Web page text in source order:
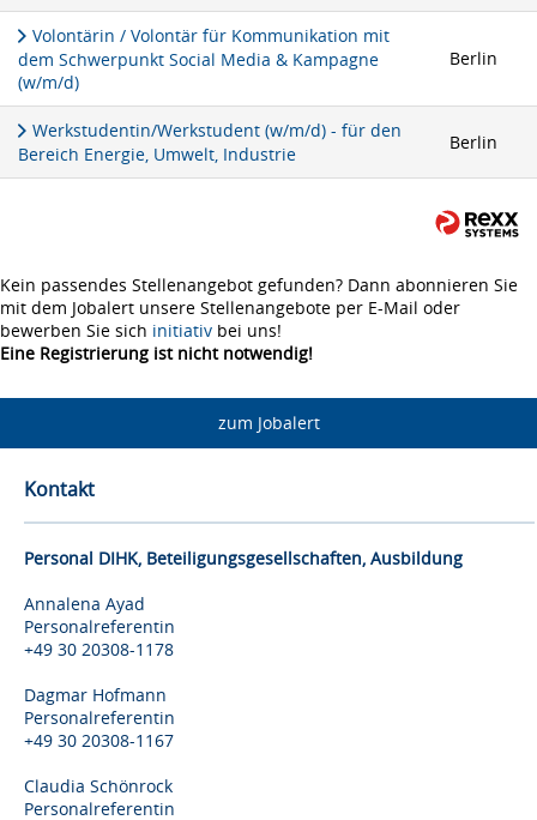
Volontärin / Volontär für Kommunikation mit
dem Schwerpunkt Social Media & Kampagne
(w/m/d)
Berlin
Werkstudentin/Werkstudent (w/m/d) - für den
Bereich Energie, Umwelt, Industrie
Berlin
Kein passendes Stellenangebot gefunden? Dann abonnieren Sie
mit dem Jobalert unsere Stellenangebote per E-Mail oder
bewerben Sie sich initiativ bei uns!
Eine Registrierung ist nicht notwendig!
zum Jobalert
Kontakt
Personal DIHK, Beteiligungsgesellschaften, Ausbildung
Annalena Ayad
Personalreferentin
+49 30 20308-1178
Dagmar Hofmann
Personalreferentin
+49 30 20308-1167
Claudia Schönrock
Personalreferentin